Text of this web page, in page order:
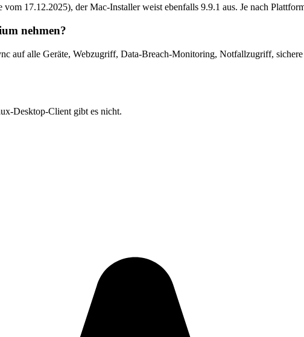
17.12.2025), der Mac-Installer weist ebenfalls 9.9.1 aus. Je nach
nehmen?
auf alle Geräte, Webzugriff, Data-Breach-Monitoring, Notfallzugriff,
Desktop-Client gibt es nicht.